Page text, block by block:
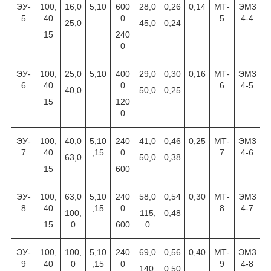
ЭУ-
5
100,
40
15
16,0
25,0
5,10
600
0
240
0
28,0
45,0
0,26
0,24
0,14
МТ-
5
ЭМ3
4-4
ЭУ-
6
100,
40
15
25,0
40,0
5,10
400
0
120
0
29,0
50,0
0,30
0,25
0,16
МТ-
6
ЭМ3
4-5
ЭУ-
7
100,
40
15
40,0
63,0
5,10
,15
240
0
600
41,0
50,0
0,46
0,38
0,25
МТ-
7
ЭМ3
4-6
ЭУ-
8
100,
40
15
63,0
100,
0
5,10
,15
240
0
600
58,0
115,
0
0,54
0,48
0,30
МТ-
8
ЭМ3
4-7
ЭУ-
9
100,
40
100,
0
5,10
,15
240
0
69,0
140,
0,56
0,50
0,40
МТ-
9
ЭМ3
4-8